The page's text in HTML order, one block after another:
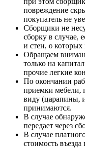
повреждение
покупатель не
Сборщики не
сборку в случае,
и стен, о
Обращаем
только на
прочие легкие
По окончании
приемки мебели,
виду (царапины,
принимаются.
В случае
передает через
В случае
стоимость